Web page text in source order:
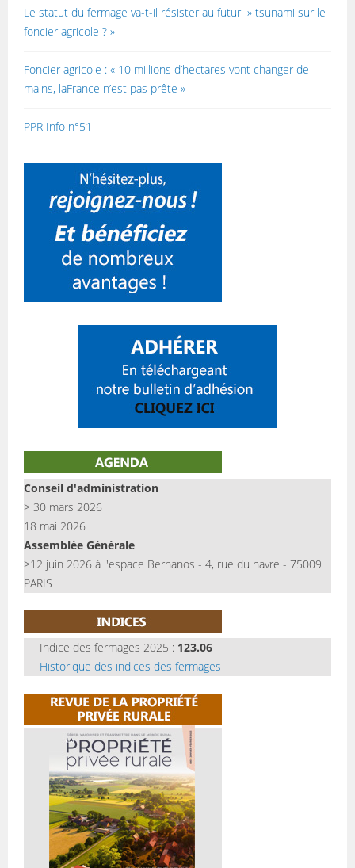
Le statut du fermage va-t-il résister au futur » tsunami sur le
foncier agricole ? »
Foncier agricole : « 10 millions d’hectares vont changer de
mains, laFrance n’est pas prête »
PPR Info n°51
Conseil d'administration
> 30 mars 2026
18 mai 2026
Assemblée Générale
>12 juin 2026 à l'espace Bernanos - 4, rue du havre - 75009
PARIS
Indice des fermages 2025 : 123.06
Historique des indices des fermages